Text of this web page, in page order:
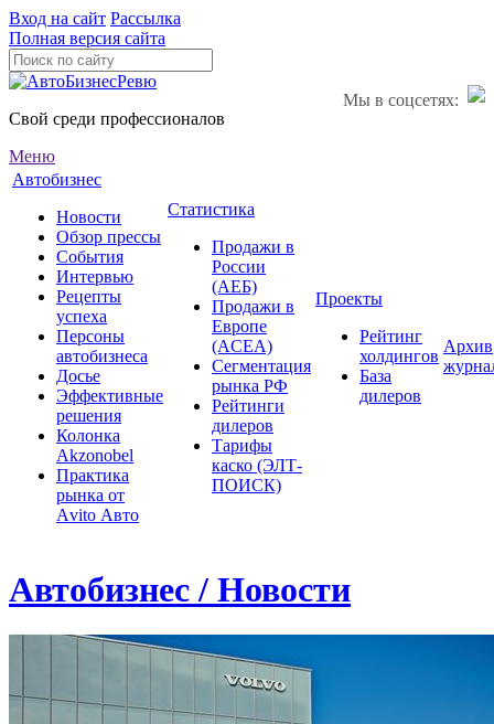
Вход на сайт Рассылка
Полная версия сайта
Мы в соцсетях:
Свой среди профессионалов
Меню
Автобизнес
Новости
Обзор прессы
События
Интервью
Рецепты
успеха
Персоны
автобизнеса
Досье
Эффективные
решения
Колонка
Akzonobel
Практика
рынка от
Аvito Авто
Статистика
Продажи в
России
(АЕБ)
Продажи в
Европе
(ACEA)
Сегментация
рынка РФ
Рейтинги
дилеров
Тарифы
каско (ЭЛТ-
ПОИСК)
Проекты
Рейтинг
холдингов
База
дилеров
Архив
Автобизнес / Новости